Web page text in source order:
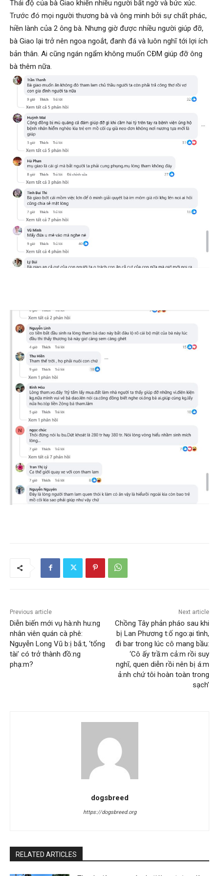
Thái độ của bà Giao khiến nhiều người bất ngờ và bức xúc.
Trước đó mọi người thương bà và ông minh bởi sự chất phác,
hiền lành của 2 ông bà. Nhưng giờ được nhiều người giúp đỡ,
bà Giao lại trở nên ngoa ngoắt, đanh đá và luôn nghĩ tới lợi ích
bản thân. Ai cũng ngán ngẩm không muốn CĐM giúp đỡ ông
bà thêm nữa.
Previous article
Diễn biến mới vụ hà:nh hu:ng
nhân viên quán cà phê:
Nguyễn Long Vũ b:ị bắ:t, ‘tổng
tài’ có trở thành đồ:ng
phạ:m?
Next article
Chồng Tây phản pháo sau khi
bị Lan Phương t:ố ngo:ại tình,
đi bar trong lúc cô mang bầu:
‘Cô ấy trầ:m cả:m rồi suy
nghĩ, quen diễn rồi nên bị á:m
ả:nh chứ tôi hoàn toàn trong
sạch’
dogsbreed
https://dogsbreed.org
RELATED ARTICLES